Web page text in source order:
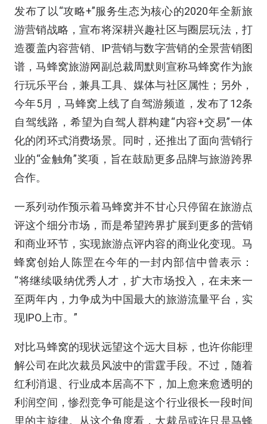
发布了以“攻略+”服务生态为核心的2020年全新旅
游营销战略，宣布将深耕兴趣社区与圈层玩法，打
造覆盖内容营销、IP营销与数字营销的全景营销图
谱，马蜂窝旅游网副总裁周默则宣称马蜂窝作为旅
行玩乐平台，兼具工具、媒体与社区属性；另外，
今年5月，马蜂窝上线了自驾游频道，发布了12条
自驾线路，希望为自驾人群构建“内容+交易”一体
化的闭环式消费场景。同时，还推出了面向营销行
业的“金触角”奖项，旨在鼓励更多品牌与旅游跨界
合作。
一系列动作预示着马蜂窝并不甘心只停留在旅游点
评这个细分市场，而是希望跨界扩展到更多的营销
和商业环节，实现旅游点评内容的商业化变现。马
蜂窝创始人陈罡在今年的一封内部信中曾表示：
“将继续吸纳优秀人才，扩大市场投入，在未来一
至两年内，力争成为中国最大的旅游流量平台，实
现IPO上市。”
对比马蜂窝的现状远望这个远大目标，也许你能理
解公司在此次裁员风波中的雷霆手段。不过，随着
红利消退、行业成本居高不下，加上愈来愈透明的
利润空间，惨烈竞争可能是这个行业很长一段时间
里的主旋律。从这个角度看，大裁员或许只是马蜂